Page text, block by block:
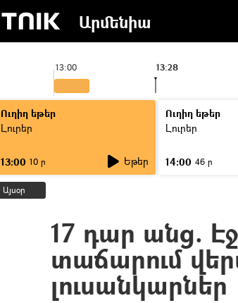
Արմենիա
13:00 13:28
Ուղիղ եթեր
Լուրեր
13:00 10 ր Եթեր
Ուղիղ եթեր
Լուրեր
14:00 46 ր
Այսօր
17 դար անց.
տաճարում
լուսանկարներ